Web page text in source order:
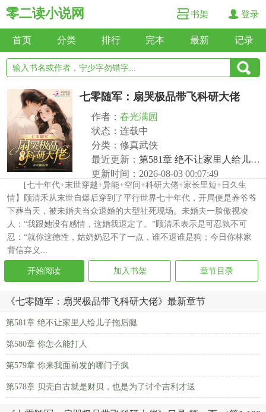
零二读小说网 书架 登录
首页 分类 排行 完本 最新 记录
七零随军：扇哭极品带飞科研大佬
作者： 春光满园
状态：连载中
分类：修真武侠
最近更新： 第581章 绝不让家里人给儿子拖后腿
更新时间：2026-08-03 00:07:49
[七十年代+末世穿越+异能+空间+科研大佬+家长里短+日久生
情】顾清禾从末世自爆后穿到了平行世界七十年代，开局便是养爷爷
下葬当天，被未婚夫当众退婚的大型社死现场。未婚夫一脸傲视凌
人：“我跟她没有感情，这婚我退定了。”顾清禾表示是可忍孰不可
忍：“就你这德性，姑奶奶忍不了一点，谁不退谁是狗；今日你林家
背信弃义...
开始阅读 加入书架 章节目录
《七零随军：扇哭极品带飞科研大佬》最新章节
第581章 绝不让家里人给儿子拖后腿
第580章 你怎么能打人
第579章 你来我面前发的哪门子疯
第578章 贝壳自古就是财贝，也是为了讨个吉利才送